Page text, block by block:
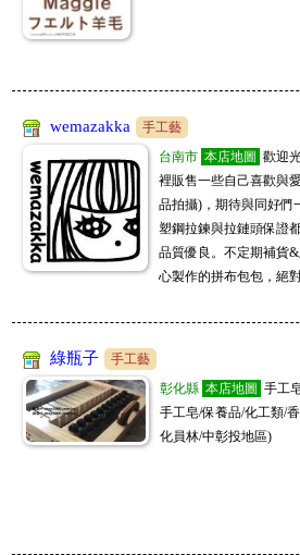
天上新品 😁ID 0908123186 或搜尋 JL全球代
08/03 購物商城
📢新北批發百坪倉庫!一手供貨，寢具家飾
主、團媽、自取店 客服ID:scgagago01
勵瑪全球團購批發
台中百坪實體廠房可自取，一件起批無需繳
二份收入的你！加入LINE客服@lima888
08/03 手工藝 冠亦商行
冠亦商行手工皂材料專業分售，請至商店搜
額贈精油，快來選購喲
08/03 購物商城 JL全球代購
一件起批,長期徽招代理批發,大量批價可洽談
08/02 購物商城 5800精品批發商
每日海量上新 一件全球代發， 5800精品批
08/02 購物商城
天上新品 😁ID 0908123186 或搜尋 JL全球代
wemazakka
手工藝
台南市 本店地圖 歡迎
裡販售一些自己喜歡與
品拍攝)，期待與同好們
塑鋼拉鍊與拉鏈頭保證
品質優良。不定期補貨
心製作的拼布包包，絕
綠瓶子
手工藝
彰化縣 本店地圖 手工
手工皂/保養品/化工類/
化員林/中彰投地區)